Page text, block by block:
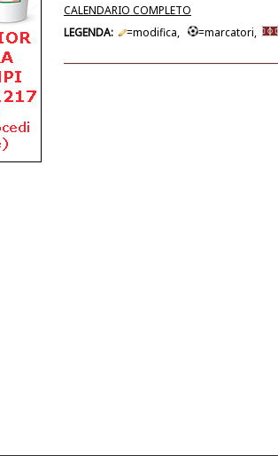
CALENDARIO COMPLETO
LEGENDA:
=modifica, =marcatori,